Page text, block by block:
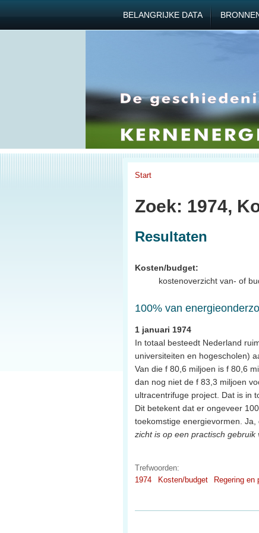
BELANGRIJKE DATA
Start
Zoek: 1974,
Resultaten
Kosten/budget:
kostenoverzicht van- of
100% van
1 januari 1974
In totaal besteedt Nederland
universiteiten en hogescholen)
Van die f 80,6 miljoen is f 80,6
dan nog niet de f 83,3 miljoen
ultracentrifuge project. Dat is in
Dit betekent dat er ongeveer
toekomstige energievormen. Ja,
zicht is op een practisch
Trefwoorden:
1974
Kosten/budget Regering en